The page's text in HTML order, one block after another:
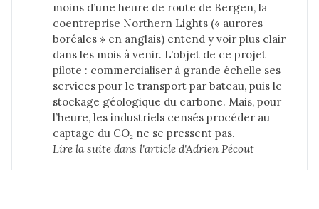
moins d’une heure de route de Bergen, la
coentreprise Northern Lights (« aurores
boréales » en anglais) entend y voir plus clair
dans les mois à venir. L’objet de ce projet
pilote : commercialiser à grande échelle ses
services pour le transport par bateau, puis le
stockage géologique du carbone. Mais, pour
l’heure, les industriels censés procéder au
captage du CO₂ ne se pressent pas.
Lire la suite dans l'article d'Adrien Pécout